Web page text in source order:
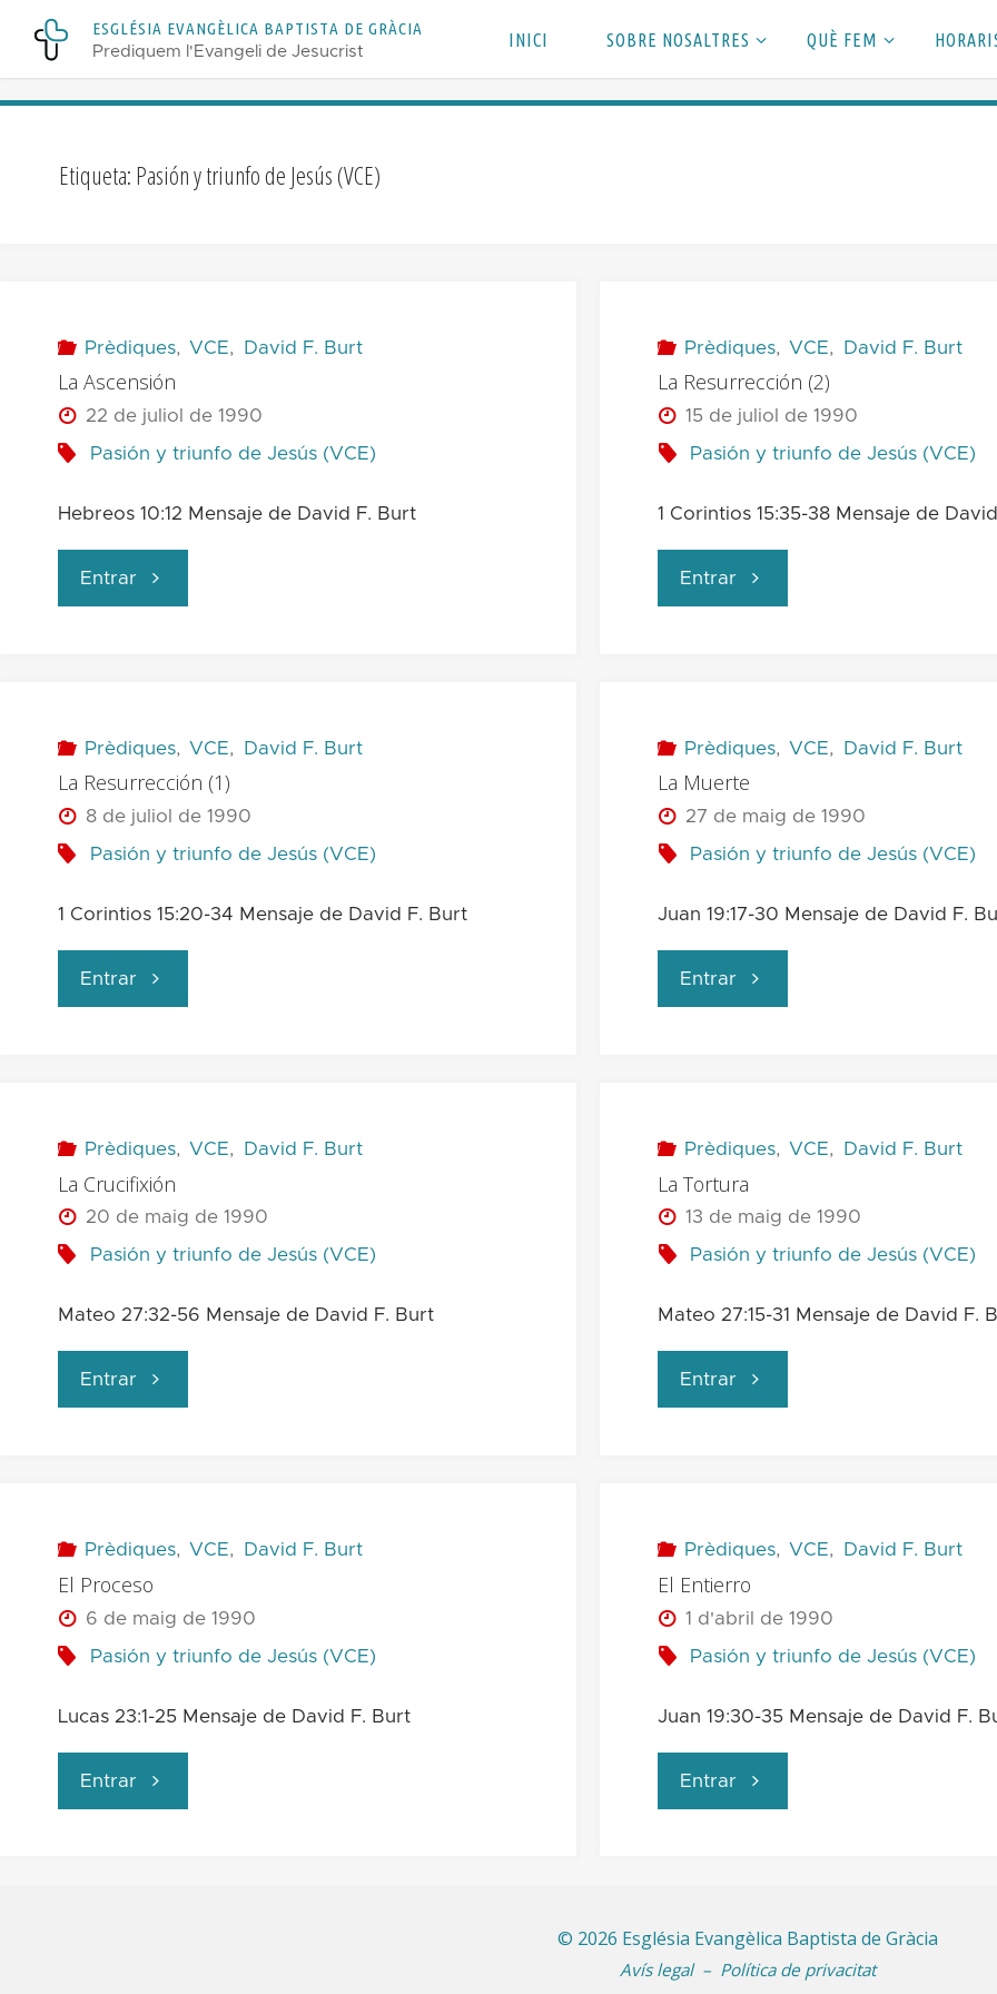
content
ESGLÉSIA EVANGÈLICA BAPTISTA DE GRÀCIA
Prediquem l'Evangeli de Jesucrist
INICI SOBRE NOSALTRES QUÈ FEM
Etiqueta: Pasión y triunfo de Jesús (VCE)
Prèdiques, VCE, David F. Burt
La Ascensión
22 de juliol de 1990
Pasión y triunfo de Jesús (VCE)
Hebreos 10:12 Mensaje de David F. Burt
Entrar "La
Prèdiques, VCE, David F. Burt
La Resurrección (2)
15 de juliol de 1990
Pasión y triunfo de Jesús (VCE)
1 Corintios 15:35-38 Mensaje de
Entrar "La
Prèdiques, VCE, David F. Burt
La Resurrección (1)
8 de juliol de 1990
Pasión y triunfo de Jesús (VCE)
1 Corintios 15:20-34 Mensaje de David F. Burt
Entrar "La
Prèdiques, VCE, David F. Burt
La Muerte
27 de maig de 1990
Pasión y triunfo de Jesús (VCE)
Juan 19:17-30 Mensaje de David F.
Entrar "La
Prèdiques, VCE, David F. Burt
La Crucifixión
20 de maig de 1990
Pasión y triunfo de Jesús (VCE)
Mateo 27:32-56 Mensaje de David F. Burt
Entrar "La
Prèdiques, VCE, David F. Burt
La Tortura
13 de maig de 1990
Pasión y triunfo de Jesús (VCE)
Mateo 27:15-31 Mensaje de David F.
Entrar "La
Prèdiques, VCE, David F. Burt
El Proceso
6 de maig de 1990
Pasión y triunfo de Jesús (VCE)
Lucas 23:1-25 Mensaje de David F. Burt
Entrar "El
Prèdiques, VCE, David F. Burt
El Entierro
1 d'abril de 1990
Pasión y triunfo de Jesús (VCE)
Juan 19:30-35 Mensaje de David F.
Entrar "El
© 2026 Església Evangèlica Baptista de Gràcia
Avís legal– Política de privacitat